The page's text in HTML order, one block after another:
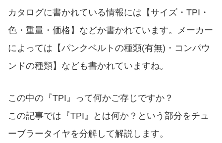
カタログに書かれている情報には【サイズ・TPI・
色・重量・価格】などか書かれています。メーカー
によっては【パンクベルトの種類(有無)・コンパウ
ンドの種類】なども書かれていますね。
この中の『TPI』って何かご存じですか？
この記事では『TPI』とは何か？という部分をチュ
ーブラータイヤを分解して解説します。